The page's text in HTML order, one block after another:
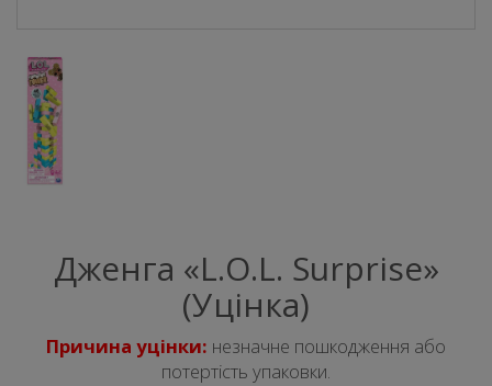
Дженга «L.O.L. Surprise»
(Уцінка)
Причина уцінки: незначне пошкодження або
потертість упаковки.